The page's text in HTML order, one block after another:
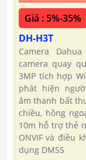
Giá : 5%-35%
DH-H3T
Camera
camera quay
3MP tích hợp
phát hiện
âm thanh bất
chiều, hồng
10m hỗ trợ thẻ
ONVIF và điều
dụng DMSS